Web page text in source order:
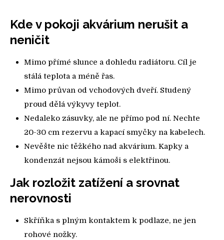
Kde v pokoji akvárium nerušit a
neničit
Mimo přímé slunce a dohledu radiátoru. Cíl je
stálá teplota a méně řas.
Mimo průvan od vchodových dveří. Studený
proud dělá výkyvy teplot.
Nedaleko zásuvky, ale ne přímo pod ní. Nechte
20-30 cm rezervu a kapací smyčky na kabelech.
Nevěšte nic těžkého nad akvárium. Kapky a
kondenzát nejsou kámoši s elektřinou.
Jak rozložit zatížení a srovnat
nerovnosti
Skříňka s plným kontaktem k podlaze, ne jen
rohové nožky.